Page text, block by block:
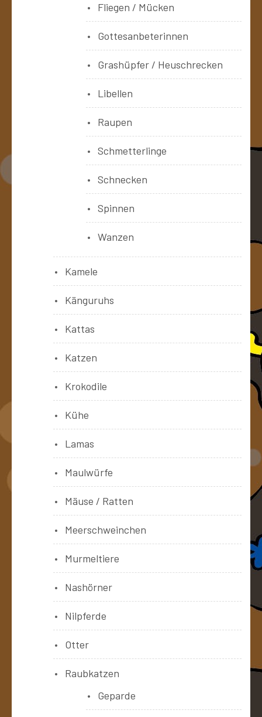
Fliegen / Mücken
Gottesanbeterinnen
Grashüpfer / Heuschrecken
Libellen
Raupen
Schmetterlinge
Schnecken
Spinnen
Wanzen
Kamele
Känguruhs
Kattas
Katzen
Krokodile
Kühe
Lamas
Maulwürfe
Mäuse / Ratten
Meerschweinchen
Murmeltiere
Nashörner
Nilpferde
Otter
Raubkatzen
Geparde